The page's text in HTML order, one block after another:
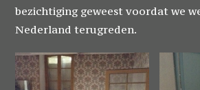
bezichtiging geweest voordat we
Nederland terugreden.